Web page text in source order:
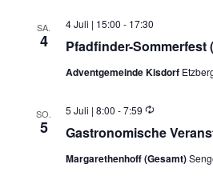
SA.
4 Pfadfinder-Sommerfest
4 Juli | 15:00 - 17:30
Adventgemeinde Kisdorf
SO.
5 Gastronomische
5 Juli | 8:00 -7:59 Wiederholung
Margarethenhoff (Gesamt)